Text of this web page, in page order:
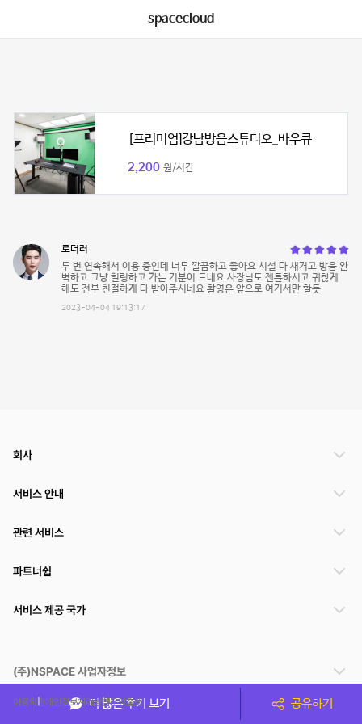
spacecloud
[프리미엄]강남방음스튜디오_바우큐
2,200 원/시간
로더러
두 번 연속해서 이용 중인데 너무 깔끔하고 좋아요 시설 다 새거고 방음 완
벽하고 그냥 힐링하고 가는 기분이 드네요 사장님도 젠틀하시고 귀찮게
해도 전부 친절하게 다 받아주시네요 촬영은 앞으로 여기서만 할듯
2023-04-04 19:13:17
더 많은 후기 보기 공유하기
회사
서비스 안내
관련 서비스
파트너쉽
서비스 제공 국가
(주)NSPACE 사업자정보
이용약관개인정보처리방침운영정책
스페이스클라우드는 통신판매중개자이며 통신판매의 당사자가 아닙니다. 따라서 스페이스클